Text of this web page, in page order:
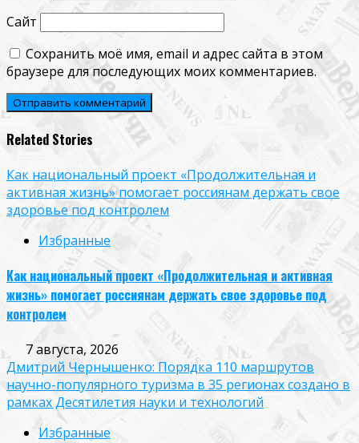
Сайт
Сохранить моё имя, email и адрес сайта в этом
браузере для последующих моих комментариев.
Related Stories
Как национальный проект «Продолжительная и
активная жизнь» помогает россиянам держать свое
здоровье под контролем
Избранные
Как национальный проект «Продолжительная и активная
жизнь» помогает россиянам держать свое здоровье под
контролем
7 августа, 2026
Дмитрий Чернышенко: Порядка 110 маршрутов
научно-популярного туризма в 35 регионах создано в
рамках Десятилетия науки и технологий
Избранные